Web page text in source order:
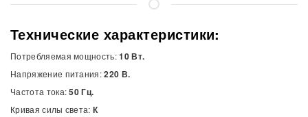
Технические характеристики:
Потребляемая мощность:10 Вт.
Напряжение питания:220 В.
Частота тока:50 Гц.
Кривая силы света:К